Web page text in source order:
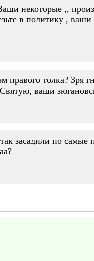
некоторые ,,
в политику ,
толка? Зря
ваши
засадили по самые